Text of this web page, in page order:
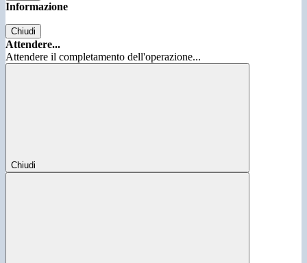
Informazione
Chiudi
Attendere...
Attendere il completamento dell'operazione...
Chiudi